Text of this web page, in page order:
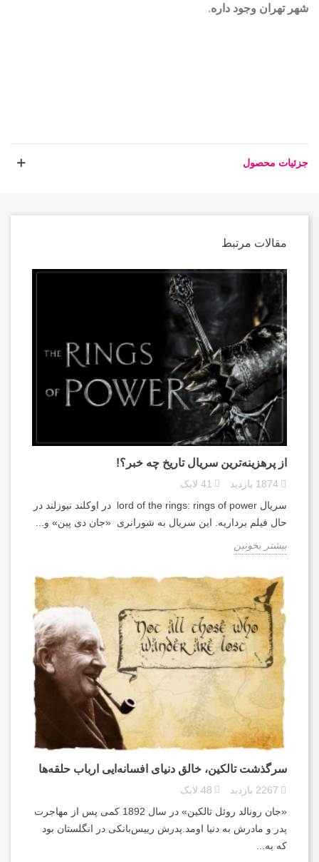
شهر تهران وجود داره.
جزئیات محصول
مقالات مرتبط
از پرهزینه‌ترین سریال تاریخ چه خبر؟!
1874 بازدید 41 لایک
سریال lord of the rings: rings of power در اوکلند نیوزلند در
حال فیلم برداریه. این سریال به شورانری «جان دی پین» و...
بیشتر بخونین
سرگذشت تالکین، خالق دنیای افسانه‌ایی ارباب حلقه‌ها
2267 بازدید 48 لایک
«جان رونالد روئل تالکین» در سال 1892 کمی پس از مهاجرت
پدر و مادرش به دنیا اومد.پدرش رییس‌بانکی در انگلستان بود
که به...